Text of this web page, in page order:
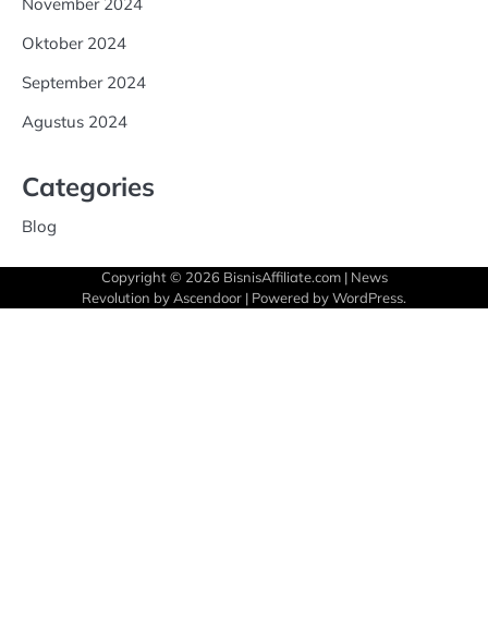
Oktober 2024
September 2024
Agustus 2024
Categories
Blog
Copyright © 2026 BisnisAffiliate.com| News
Revolution by Ascendoor | Powered byWordPress.